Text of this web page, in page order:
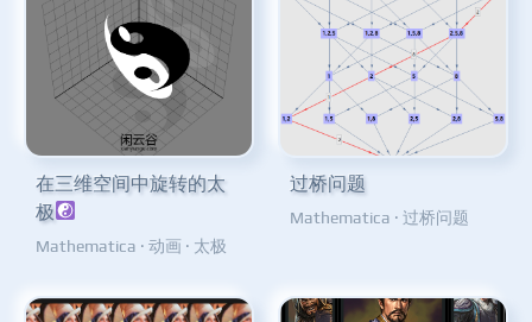
在三维空间中旋转的太
极
Mathematica · 动画 · 太极
过桥问题
Mathematica · 过桥问题